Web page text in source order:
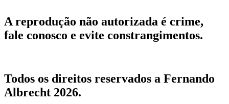
A reprodução não autorizada é crime,
fale conosco e evite constrangimentos.
Todos os direitos reservados a Fernando
Albrecht 2026.